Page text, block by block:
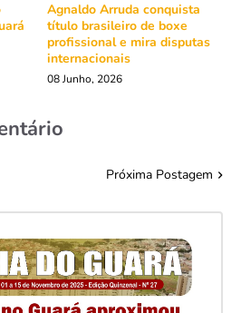
Agnaldo Arruda conquista
título brasileiro de boxe
profissional e mira disputas
internacionais
08 Junho, 2026
Próxima Postagem